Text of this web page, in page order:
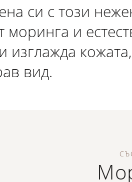
си с този
моринга и
изглажда
вид.